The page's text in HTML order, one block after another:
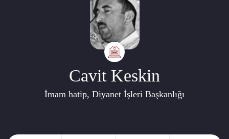
Cavit Keskin
İmam hatip, Diyanet İşleri Başkanlığı